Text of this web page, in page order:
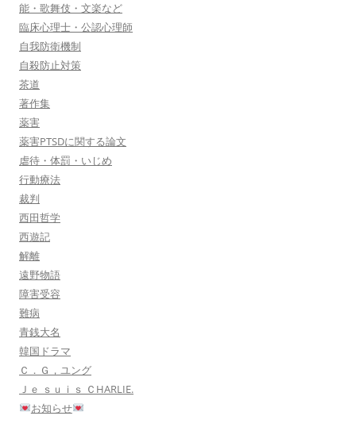
能・歌舞伎・文楽など
臨床心理士・公認心理師
自我防衛機制
自殺防止対策
茶道
著作集
薬害
薬害PTSDに関する論文
虐待・体罰・いじめ
行動療法
裁判
西田哲学
西遊記
解離
遠野物語
障害受容
難病
青銭大名
韓国ドラマ
Ｃ．Ｇ，ユング
Ｊｅ ｓｕｉｓ ＣHARLIE.
お知らせ